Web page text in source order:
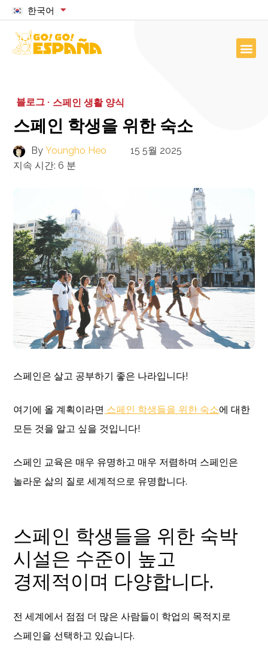
한국어
블로그 · 스페인 생활 양식
스페인 학생을 위한 숙소
By Youngho Heo
15 5월 2025
지속 시간: 6 분
스페인은 살고 공부하기 좋은 나라입니다!
여기에 올 계획이라면 스페인 학생들을 위한 숙소에 대한
모든 것을 알고 싶을 것입니다!
스페인 교육은 매우 유명하고 매우 저렴하며 스페인은
놀라운 삶의 질로 세계적으로 유명합니다.
스페인 학생들을 위한 숙박
시설은 수준이 높고
경제적이며 다양합니다.
전 세계에서 점점 더 많은 사람들이 학업의 목적지로
스페인을 선택하고 있습니다.